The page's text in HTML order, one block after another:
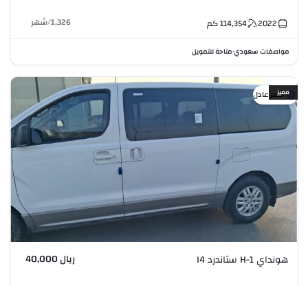
2022
114,354كم 1,326
/شهر
مواصفات سعودي•متاحة للتمويل
سعر عادلمميز
هونداي H-1 ستاندرد I4 ريال 40,000